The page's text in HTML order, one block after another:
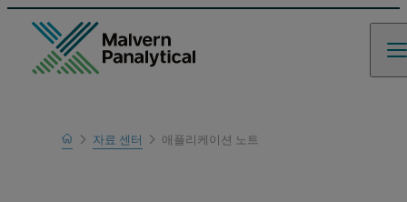
Home
Learn
자료 센터 애플리케이션 노트